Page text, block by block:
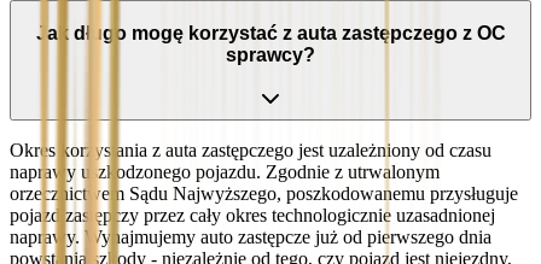
Jak długo mogę korzystać z auta zastępczego z OC
sprawcy?
Okres korzystania z auta zastępczego jest uzależniony od czasu
naprawy uszkodzonego pojazdu. Zgodnie z utrwalonym
orzecznictwem Sądu Najwyższego, poszkodowanemu przysługuje
pojazd zastępczy przez cały okres technologicznie uzasadnionej
naprawy. Wynajmujemy auto zastępcze już od pierwszego dnia
powstania szkody - niezależnie od tego, czy pojazd jest niejezdny,